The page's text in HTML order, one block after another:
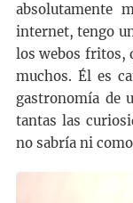
absolutamente
internet, tengo
los webos fritos,
muchos. Él es
gastronomía de
tantas las
no sabría ni